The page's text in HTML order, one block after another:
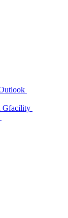
Gfacility